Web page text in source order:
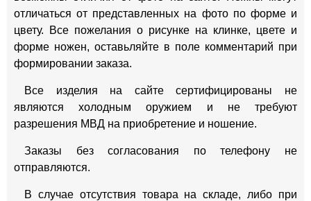
отличаться от представленных на фото по форме и
цвету. Все пожелания о рисунке на клинке, цвете и
форме ножен, оставьляйте в поле комментарий при
формировании заказа.
Все изделия на сайте сертифицированы не
являются холодным оружием и не требуют
разрешения МВД на приобретение и ношение.
Заказы без согласования по телефону не
отправляются.
В случае отсутствия товара на складе, либо при